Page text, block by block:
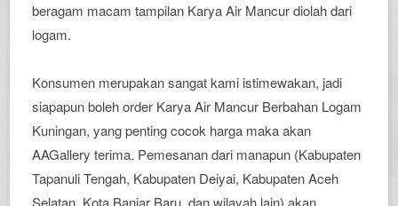
beragam macam tampilan Karya Air Mancur diolah dari
logam.
Konsumen merupakan sangat kami istimewakan, jadi
siapapun boleh order Karya Air Mancur Berbahan Logam
Kuningan, yang penting cocok harga maka akan
AAGallery terima. Pemesanan dari manapun (Kabupaten
Tapanuli Tengah, Kabupaten Deiyai, Kabupaten Aceh
Selatan, Kota Banjar Baru, dan wilayah lain) akan